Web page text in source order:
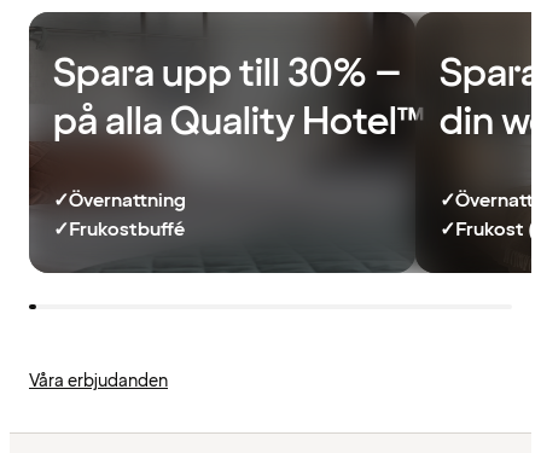
Spara upp till 30% –
på alla Quality Hotel™
✓Övernattning
✓Frukostbuffé
din
✓
✓Frukost
Våra erbjudanden